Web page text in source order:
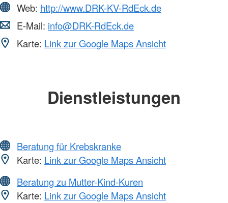
Web: http://www.DRK-KV-RdEck.de
E-Mail: info@DRK-RdEck.de
Karte: Link zur Google Maps Ansicht
Dienstleistungen
Beratung für Krebskranke
Karte: Link zur Google Maps Ansicht
Beratung zu Mutter-Kind-Kuren
Karte: Link zur Google Maps Ansicht